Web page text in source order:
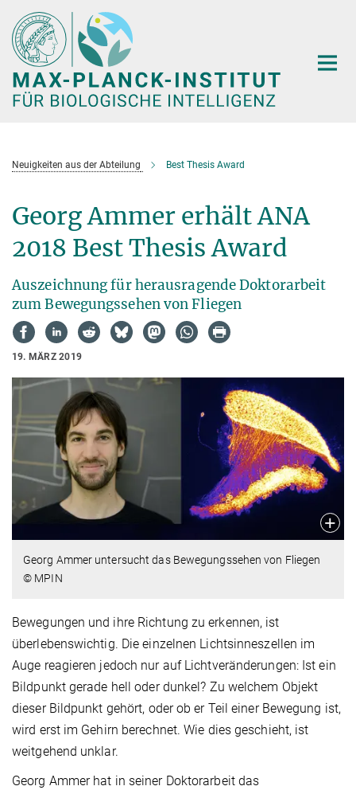
Hauptinhalt
Neuigkeiten aus der Abteilung Best Thesis Award
Georg Ammer erhält ANA
2018 Best Thesis Award
Auszeichnung für herausragende Doktorarbeit
zum Bewegungssehen von Fliegen
19. MÄRZ 2019
Georg Ammer untersucht das Bewegungssehen von Fliegen
© MPIN
Bewegungen und ihre Richtung zu erkennen, ist
überlebenswichtig. Die einzelnen Lichtsinneszellen im
Auge reagieren jedoch nur auf Lichtveränderungen: Ist ein
Bildpunkt gerade hell oder dunkel? Zu welchem Objekt
dieser Bildpunkt gehört, oder ob er Teil einer Bewegung ist,
wird erst im Gehirn berechnet. Wie dies geschieht, ist
weitgehend unklar.
Georg Ammer hat in seiner Doktorarbeit das